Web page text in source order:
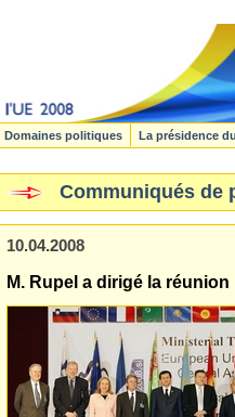
Domaines politiques La présidence
Communiqués de
10.04.2008
M. Rupel a dirigé la